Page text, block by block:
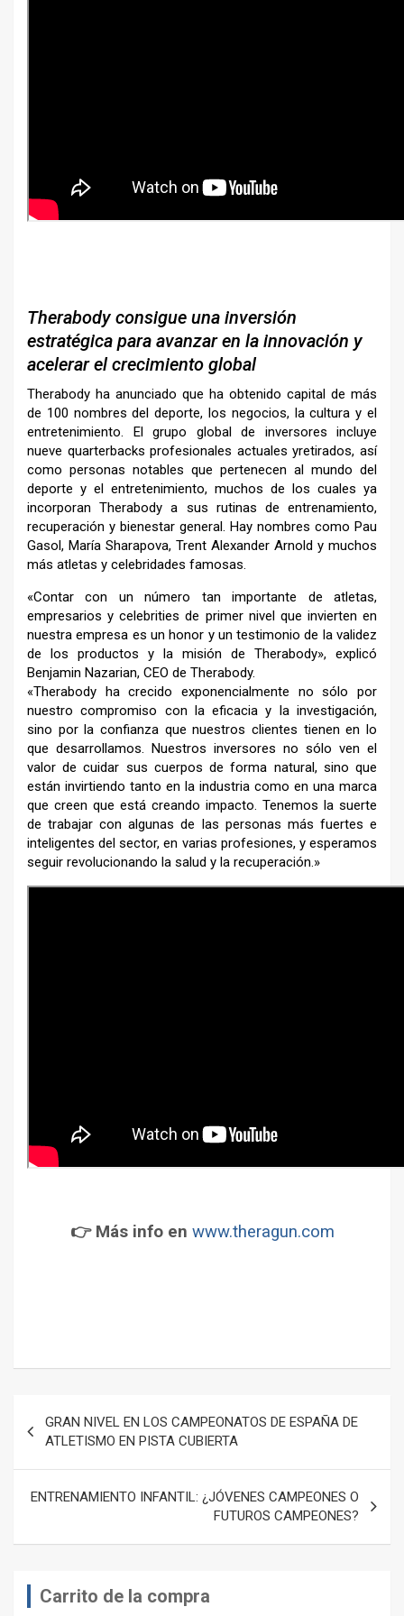
Therabody consigue una inversión
estratégica para avanzar en la innovación y
acelerar el crecimiento global
Therabody ha anunciado que ha obtenido capital de más
de 100 nombres del deporte, los negocios, la cultura y el
entretenimiento. El grupo global de inversores incluye
nueve quarterbacks profesionales actuales yretirados, así
como personas notables que pertenecen al mundo del
deporte y el entretenimiento, muchos de los cuales ya
incorporan Therabody a sus rutinas de entrenamiento,
recuperación y bienestar general. Hay nombres como Pau
Gasol, María Sharapova, Trent Alexander Arnold y muchos
más atletas y celebridades famosas.
«Contar con un número tan importante de atletas,
empresarios y celebrities de primer nivel que invierten en
nuestra empresa es un honor y un testimonio de la validez
de los productos y la misión de Therabody», explicó
Benjamin Nazarian, CEO de Therabody.
«Therabody ha crecido exponencialmente no sólo por
nuestro compromiso con la eficacia y la investigación,
sino por la confianza que nuestros clientes tienen en lo
que desarrollamos. Nuestros inversores no sólo ven el
valor de cuidar sus cuerpos de forma natural, sino que
están invirtiendo tanto en la industria como en una marca
que creen que está creando impacto. Tenemos la suerte
de trabajar con algunas de las personas más fuertes e
inteligentes del sector, en varias profesiones, y esperamos
seguir revolucionando la salud y la recuperación.»
👉 Más info en www.theragun.com
de
entradas
GRAN NIVEL EN LOS CAMPEONATOS DE ESPAÑA DE
ATLETISMO EN PISTA CUBIERTA
ENTRENAMIENTO INFANTIL: ¿JÓVENES CAMPEONES O
FUTUROS CAMPEONES?
Carrito de la compra